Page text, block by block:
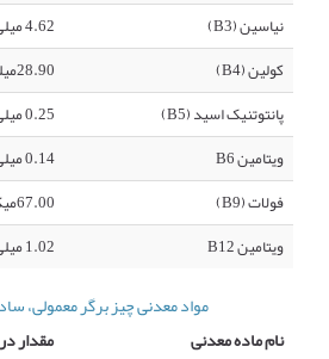
نیاسین (B3)
4.62 میلی گرم
کولین (B4)
28.90میلی گرم
پانتوتنیک اسید (B5)
0.25 میلی گرم
ویتامین B6
0.14 میلی گرم
فولات (B9)
67.00میکروگرم
ویتامین B12
1.02 میلی گرم
مواد معدنی چیز برگر معمولی،
نام ماده معدنی
مقدار در 100 گرم